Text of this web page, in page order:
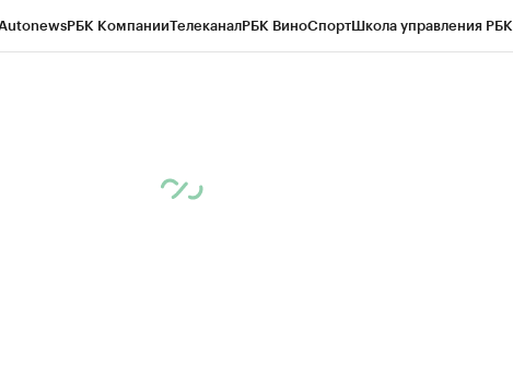
РБК КомпанииТелеканалРБК ВиноСпортШкола управления РБК